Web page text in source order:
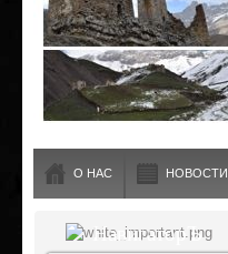
О НАС НОВОСТИ
НавигаторЪ